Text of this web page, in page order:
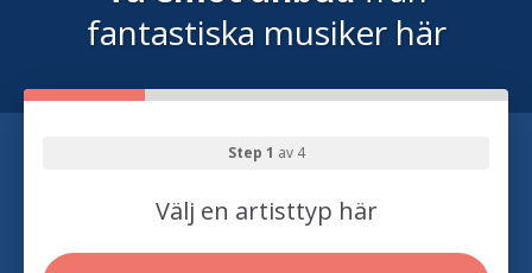
fantastiska musiker här
Step 1 av 4
Välj en artisttyp här